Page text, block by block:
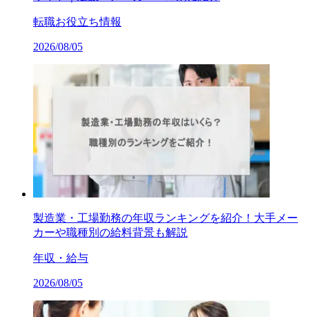
転職お役立ち情報
2026/08/05
製造業・工場勤務の年収ランキングを紹介！大手メー
カーや職種別の給料背景も解説
年収・給与
2026/08/05